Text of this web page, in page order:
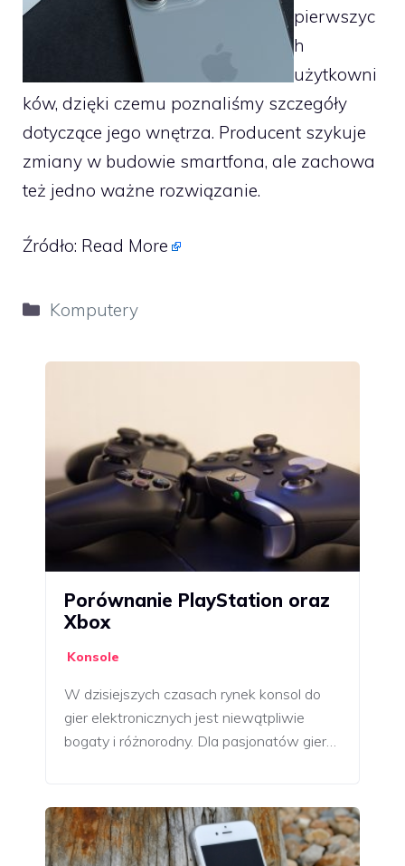
pierwszyc
h
użytkowni
ków, dzięki czemu poznaliśmy szczegóły
dotyczące jego wnętrza. Producent szykuje
zmiany w budowie smartfona, ale zachowa
też jedno ważne rozwiązanie.
Źródło: Read More
Kategorie
Komputery
Porównanie PlayStation oraz
Xbox
Konsole
W dzisiejszych czasach rynek konsol do
gier elektronicznych jest niewątpliwie
bogaty i różnorodny. Dla pasjonatów gier…